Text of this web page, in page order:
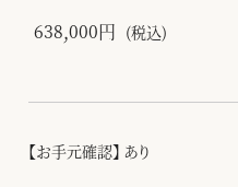
638,000円 (税込)
【お手元確認】 あり